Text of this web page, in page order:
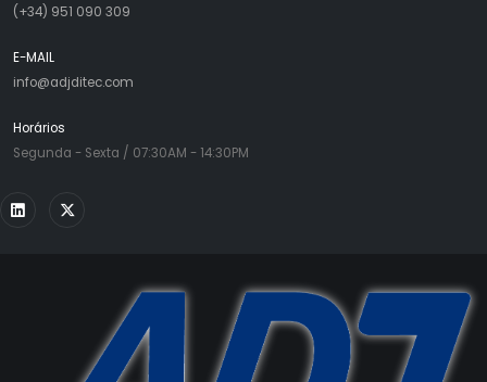
(+34) 951 090 309
E-MAIL
info@adjditec.com
Horários
Segunda - Sexta / 07:30AM - 14:30PM